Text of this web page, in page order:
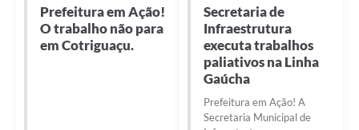
Prefeitura em Ação!
O trabalho não para
em Cotriguaçu.
Secretaria de
Infraestrutura
executa trabalhos
paliativos na Linha
Gaúcha
Prefeitura em Ação! A
Secretaria Municipal de